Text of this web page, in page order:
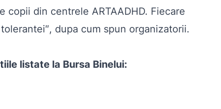
copii din centrele ARTAADHD. Fiecare
dupa cum spun organizatorii.
listate la Bursa Binelui: